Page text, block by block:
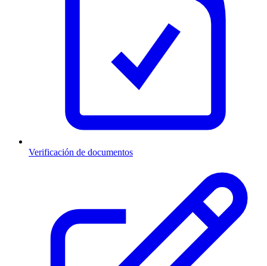
Verificación de documentos